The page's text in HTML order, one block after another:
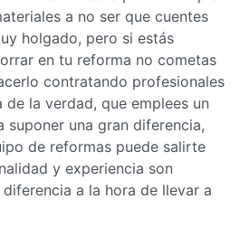
a no ser que cuentes
holgado, pero si estás
en tu reforma no cometas
contratando profesionales
de la verdad, que emplees un
suponer una gran diferencia,
de reformas puede salirte
y experiencia son
a la hora de llevar a